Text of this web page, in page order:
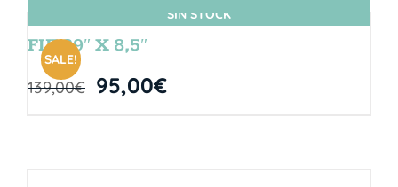
SIN STOCK
SALE!
FIJI 29″ X 8,5″
139,00€ 95,00€